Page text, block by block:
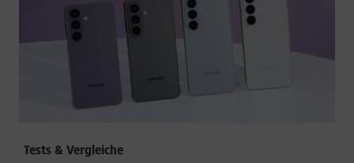
Tests & Vergleiche